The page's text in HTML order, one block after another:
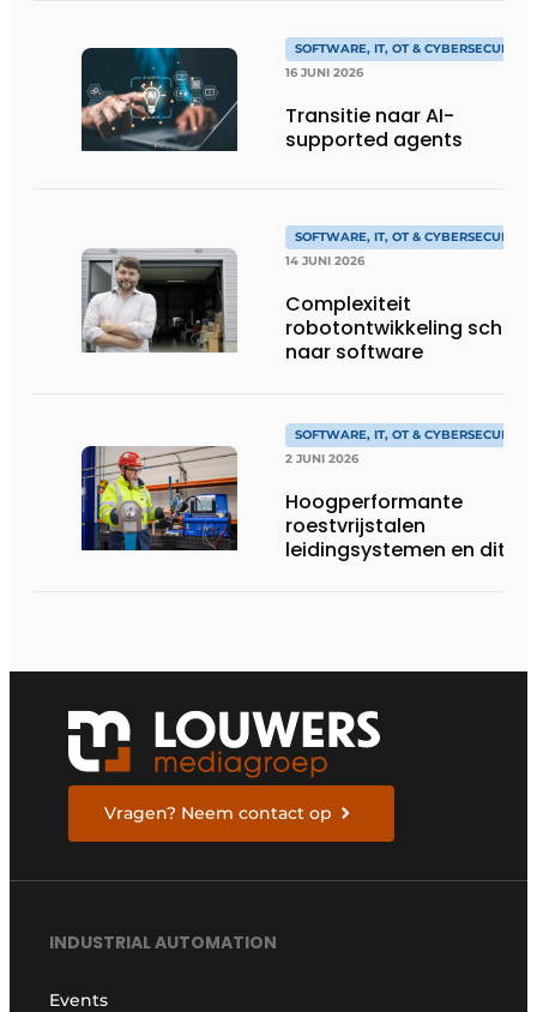
SOFTWARE, IT, OT & CYBERSECURITY
16 JUNI 2026
Transitie naar AI-
supported agents
SOFTWARE, IT, OT & CYBERSECURITY
14 JUNI 2026
Complexiteit
robotontwikkeling schuift
naar software
SOFTWARE, IT, OT & CYBERSECURITY
2 JUNI 2026
Hoogperformante
roestvrijstalen
leidingsystemen en dito
Vragen? Neem contact op
INDUSTRIAL AUTOMATION
Events